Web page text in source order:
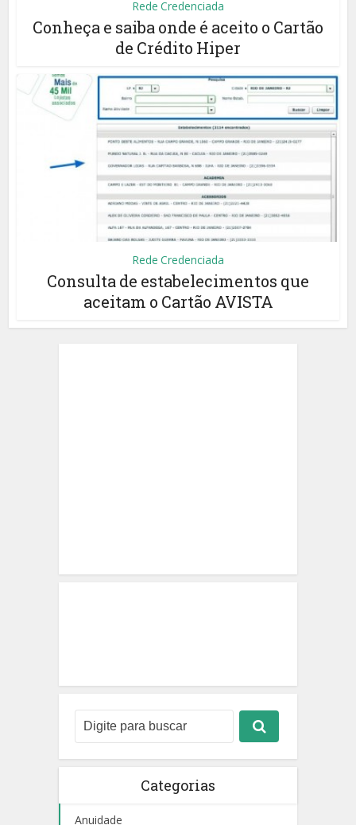
Rede Credenciada
Conheça e saiba onde é aceito o Cartão
de Crédito Hiper
Rede Credenciada
Consulta de estabelecimentos que
aceitam o Cartão AVISTA
Categorias
Anuidade